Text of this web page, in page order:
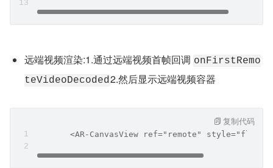
远端视频渲染:1.通过远端视频首帧回调 onFirstRemo
teVideoDecoded2.然后显示远端视频容器
<AR-CanvasView ref="remote" style="flex:
复制代码